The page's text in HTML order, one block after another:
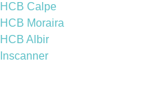
HCB Calpe
HCB Moraira
HCB Albir
Inscanner